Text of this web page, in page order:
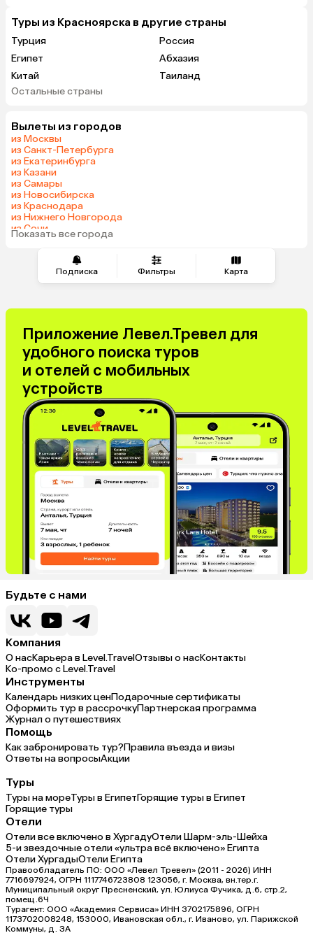
Подписка Фильтры Карта
Туры из Красноярска в другие страны
Турция
Россия
Египет
Абхазия
Китай
Таиланд
Вьетнам
Беларусь
Шри-Ланка
Азербайджан
Сербия
Киргизия
Саудовская Аравия
Венгрия
Остальные страны
Вылеты из городов
из Москвы
из Санкт-Петербурга
из Екатеринбурга
из Казани
из Самары
из Новосибирска
из Краснодара
из Нижнего Новгорода
из Сочи
из Челябинска
Показать все города
Приложение Левел.Тревел для
удобного поиска туров
и отелей с мобильных
устройств
Будьте с нами
Компания
О насКарьера в Level.TravelОтзывы о насКонтакты
Ко-промо с Level.Travel
Инструменты
Календарь низких ценПодарочные сертификаты
Оформить тур в рассрочкуПартнерская программа
Журнал о путешествиях
Помощь
Как забронировать тур?Правила въезда и визы
Ответы на вопросыАкции
Туры
Туры на мореТуры в ЕгипетГорящие туры в Египет
Горящие туры
Отели
Отели все включено в ХургадуОтели Шарм-эль-Шейха
5-и звездочные отели «ультра всё включено» Египта
Отели ХургадыОтели Египта
Правообладатель ПО: ООО «Левел Тревел» (2011 - 2026) ИНН
7716697924, ОГРН 1117746723808 123056, г. Москва, вн.тер.г.
Муниципальный округ Пресненский, ул. Юлиуса Фучика, д.6, стр.2,
помещ.6Ч
Турагент: ООО «Академия Сервиса» ИНН 3702175896, ОГРН
1173702008248, 153000, Ивановская обл., г. Иваново, ул. Парижской
Коммуны, д. ЗА